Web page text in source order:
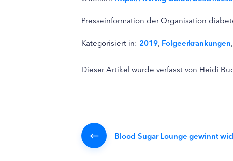
Presseinformation der Organisation
Kategorisiert in: 2019, Folgeerkrankungen,
Dieser Artikel wurde verfasst von Heidi
Blood Sugar Lounge gewinnt